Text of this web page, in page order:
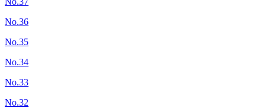
No.36
No.35
No.34
No.33
No.32